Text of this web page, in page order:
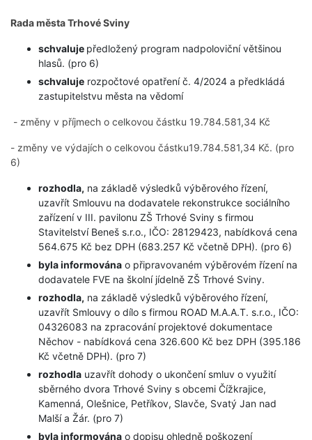
Rada města Trhové Sviny
schvaluje předložený program nadpoloviční většinou
hlasů. (pro 6)
schvaluje rozpočtové opatření č. 4/2024 a předkládá
zastupitelstvu města na vědomí
- změny v příjmech o celkovou částku 19.784.581,34 Kč
- změny ve výdajích o celkovou částku19.784.581,34 Kč. (pro
6)
rozhodla, na základě výsledků výběrového řízení,
uzavřít Smlouvu na dodavatele rekonstrukce sociálního
zařízení v III. pavilonu ZŠ Trhové Sviny s firmou
Stavitelství Beneš s.r.o., IČO: 28129423, nabídková cena
564.675 Kč bez DPH (683.257 Kč včetně DPH). (pro 6)
byla informována o připravovaném výběrovém řízení na
dodavatele FVE na školní jídelně ZŠ Trhové Sviny.
rozhodla, na základě výsledků výběrového řízení,
uzavřít Smlouvy o dílo s firmou ROAD M.A.A.T. s.r.o., IČO:
04326083 na zpracování projektové dokumentace
Něchov - nabídková cena 326.600 Kč bez DPH (395.186
Kč včetně DPH). (pro 7)
rozhodla uzavřít dohody o ukončení smluv o využití
sběrného dvora Trhové Sviny s obcemi Čížkrajice,
Kamenná, Olešnice, Petříkov, Slavče, Svatý Jan nad
Malší a Žár. (pro 7)
byla informována o dopisu ohledně poškození